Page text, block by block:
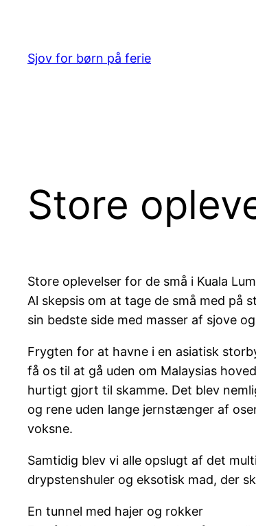
indhold
Sjov for børn på ferie
Store
Store oplevelser for de små i Kuala
Al skepsis om at tage de små med på
sin bedste side med masser af sjove
Frygten for at havne i en asiatisk
få os til at gå uden om Malaysias
hurtigt gjort til skamme. Det blev
og rene uden lange jernstænger af
voksne.
Samtidig blev vi alle opslugt af det
drypstenshuler og eksotisk mad, der
En tunnel med hajer og rokker